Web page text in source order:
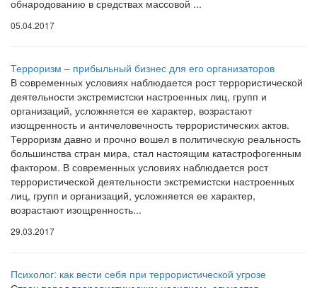
обнародованию в средствах массовой ...
05.04.2017
Терроризм – прибыльный бизнес для его организаторов
В современных условиях наблюдается рост террористической
деятельности экстремистски настроенных лиц, групп и
организаций, усложняется ее характер, возрастают
изощренность и античеловечность террористических актов.
Терроризм давно и прочно вошел в политическую реальность
большинства стран мира, стал настоящим катастрофогенным
фактором. В современных условиях наблюдается рост
террористической деятельности экстремистски настроенных
лиц, групп и организаций, усложняется ее характер,
возрастают изощренность...
29.03.2017
Психолог: как вести себя при террористической угрозе